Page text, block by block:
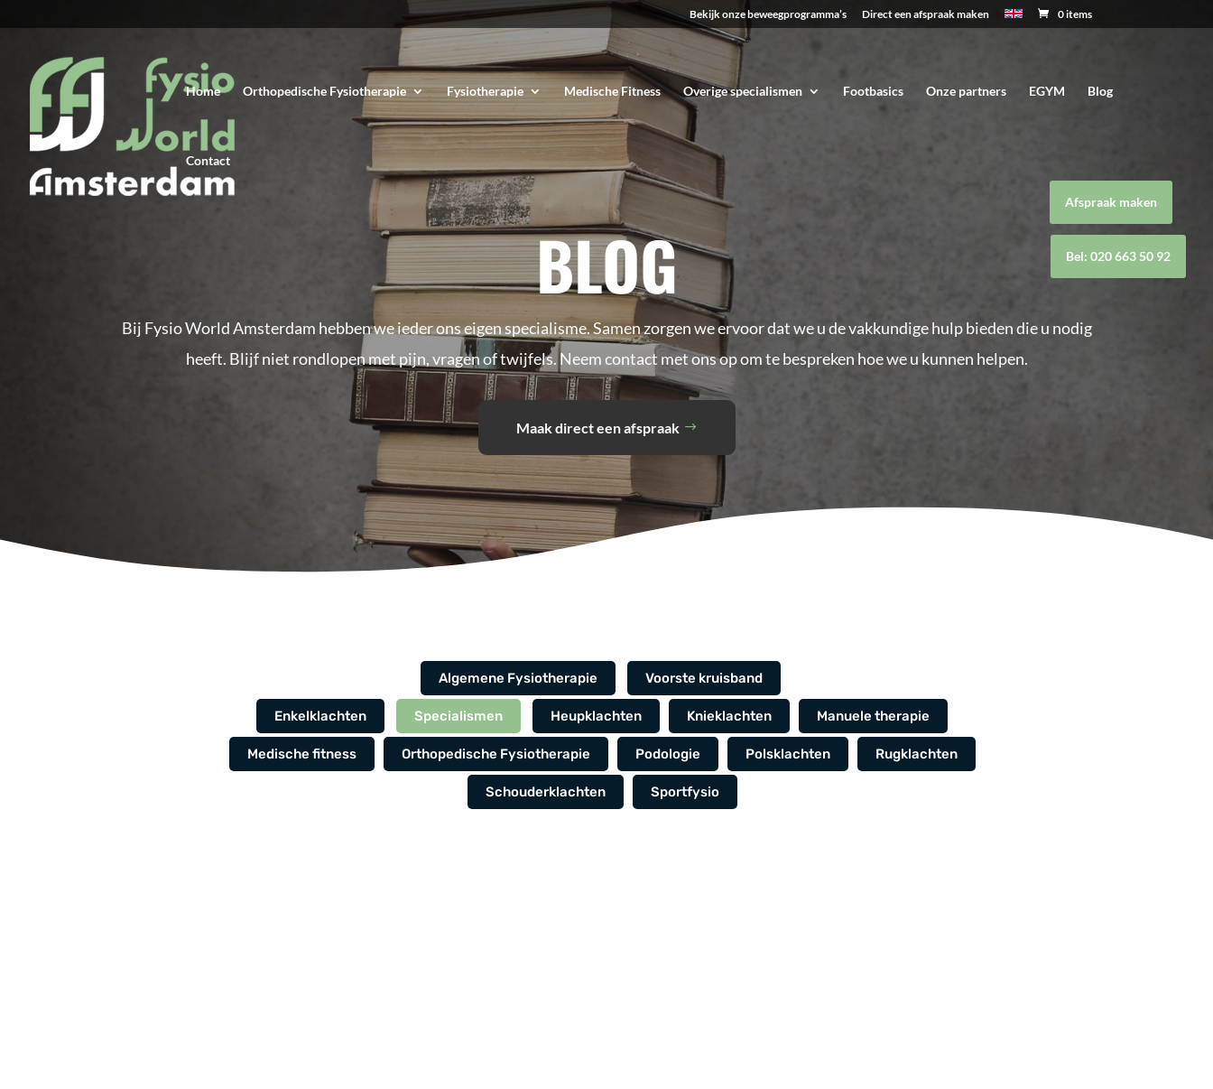
Bekijk onze beweegprogramma’s Direct een afspraak maken 0 items
Home Orthopedische Fysiotherapie Fysiotherapie Medische Fitness Overige specialismen Footbasics Onze partners EGYM Blog
Contact
Afspraak maken
Bel: 020 663 50 92
BLOG
Bij Fysio World Amsterdam hebben we ieder ons eigen specialisme. Samen zorgen we ervoor dat we u de vakkundige hulp bieden die u nodig
heeft. Blijf niet rondlopen met pijn, vragen of twijfels. Neem contact met ons op om te bespreken hoe we u kunnen helpen.
Maak direct een afspraak
Algemene Fysiotherapie Voorste kruisband
Enkelklachten Specialismen Heupklachten Knieklachten Manuele therapie
Medische fitness Orthopedische Fysiotherapie Podologie Polsklachten Rugklachten
Schouderklachten Sportfysio